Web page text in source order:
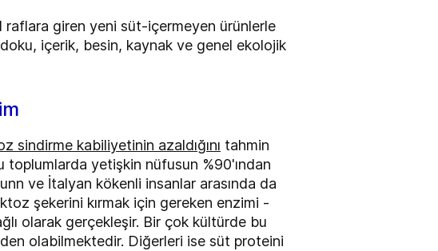
raflara giren yeni süt-içermeyen ürünlerle
doku, içerik, besin, kaynak ve genel ekolojik
sindirme kabiliyetinin azaldığını tahmin
yetişkin nüfusun %90'ından
ve İtalyan kökenli insanlar arasında da
şekerini kırmak için gereken enzimi -
olarak gerçekleşir. Bir çok kültürde bu
olabilmektedir. Diğerleri ise süt proteini